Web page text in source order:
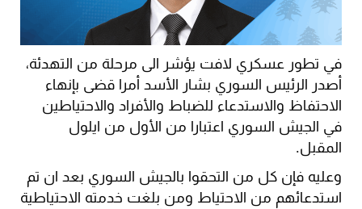
في تطور عسكري لافت يؤشر الى مرحلة من التهدئة،
أصدر الرئيس السوري بشار الأسد أمرا قضى بإنهاء
الاحتفاظ والاستدعاء للضباط والأفراد والاحتياطين
في الجيش السوري اعتبارا من الأول من ايلول
المقبل.
وعليه فإن كل من التحقوا بالجيش السوري بعد ان تم
استدعائهم من الاحتياط ومن بلغت خدمته الاحتياطية